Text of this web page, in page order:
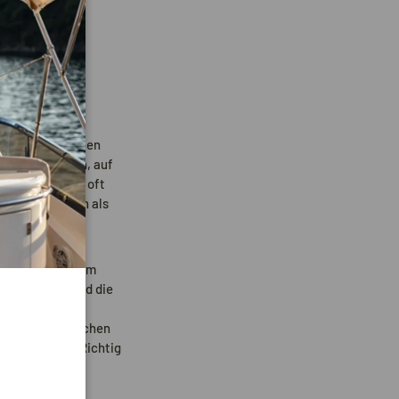
Anker eignen
auf
Sie sind oft
Setsdie auch als
und neigt zum
ziehen und die
können. Das
sie den gleichen
vollständig. Richtig